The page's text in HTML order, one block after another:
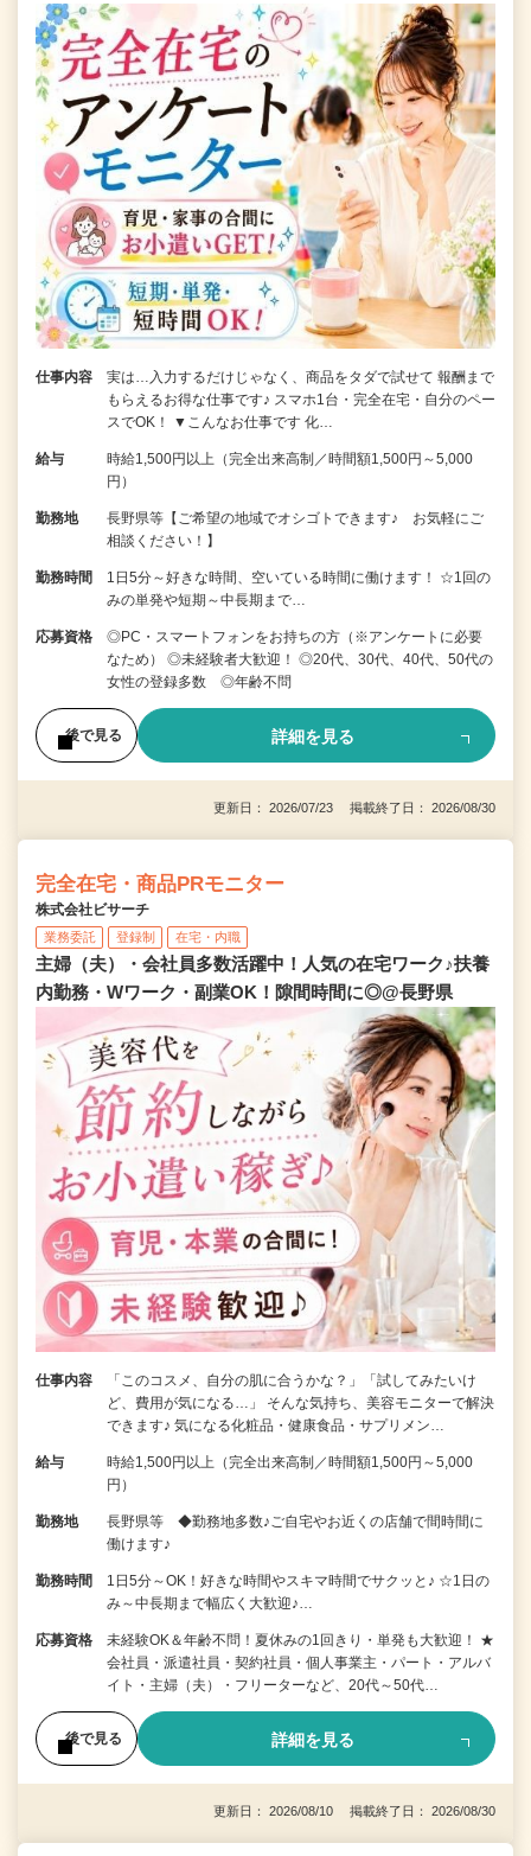
仕事内容
実は…入力するだけじゃなく、商品をタダで試せて 報酬まで
もらえるお得な仕事です♪ スマホ1台・完全在宅・自分のペー
スでOK！ ▼こんなお仕事です 化…
給与
時給1,500円以上（完全出来高制／時間額1,500円～5,000
円）
勤務地
長野県等【ご希望の地域でオシゴトできます♪ お気軽にご
相談ください！】
勤務時間
1日5分～好きな時間、空いている時間に働けます！ ☆1回の
みの単発や短期～中長期まで…
応募資格
◎PC・スマートフォンをお持ちの方（※アンケートに必要
なため） ◎未経験者大歓迎！ ◎20代、30代、40代、50代の
女性の登録多数 ◎年齢不問
後で見る 詳細を見る
更新日： 2026/07/23 掲載終了日： 2026/08/30
完全在宅・商品PRモニター
株式会社ビサーチ
業務委託 登録制 在宅・内職
主婦（夫）・会社員多数活躍中！人気の在宅ワーク♪扶養
内勤務・Wワーク・副業OK！隙間時間に◎@長野県
仕事内容
「このコスメ、自分の肌に合うかな？」「試してみたいけ
ど、費用が気になる…」 そんな気持ち、美容モニターで解決
できます♪ 気になる化粧品・健康食品・サプリメン…
給与
時給1,500円以上（完全出来高制／時間額1,500円～5,000
円）
勤務地
長野県等 ◆勤務地多数♪ご自宅やお近くの店舗で間時間に
働けます♪
勤務時間
1日5分～OK！好きな時間やスキマ時間でサクッと♪ ☆1日の
み～中長期まで幅広く大歓迎♪…
応募資格
未経験OK＆年齢不問！夏休みの1回きり・単発も大歓迎！ ★
会社員・派遣社員・契約社員・個人事業主・パート・アルバ
イト・主婦（夫）・フリーターなど、20代～50代…
後で見る 詳細を見る
更新日： 2026/08/10 掲載終了日： 2026/08/30